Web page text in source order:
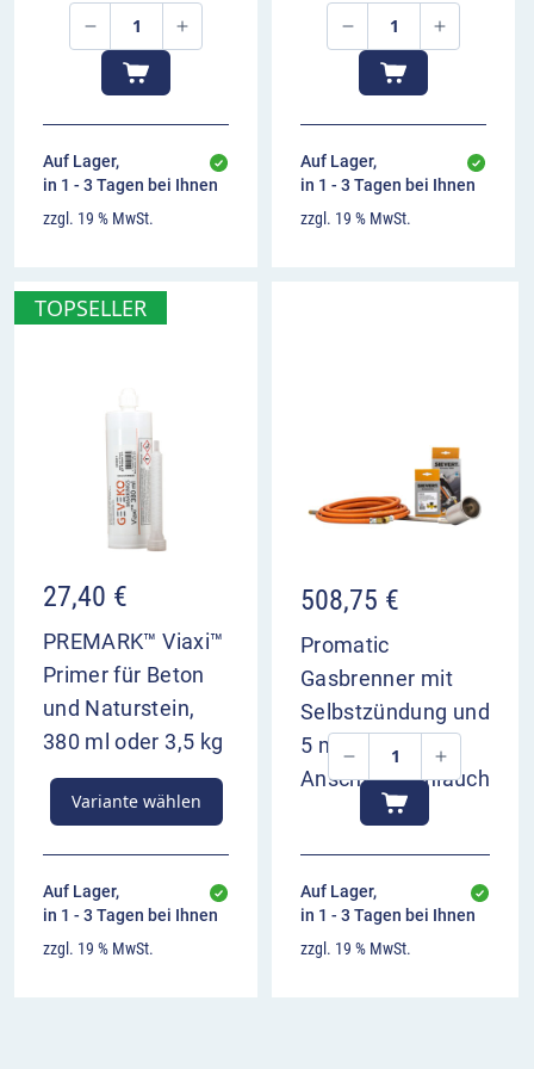
00:00 00:00
Auf Lager,
in 1 - 3 Tagen bei Ihnen
zzgl. 19 % MwSt.
Auf Lager,
in 1 - 3 Tagen bei Ihnen
zzgl. 19 % MwSt.
TOPSELLER
27,40 €
PREMARK™ Viaxi™
Primer für Beton
und Naturstein,
380 ml oder 3,5 kg
Variante wählen
Auf Lager,
in 1 - 3 Tagen bei Ihnen
zzgl. 19 % MwSt.
508,75 €
Promatic
Gasbrenner mit
Selbstzündung und
5 m
Anschlussschlauch
Auf Lager,
in 1 - 3 Tagen bei Ihnen
zzgl. 19 % MwSt.